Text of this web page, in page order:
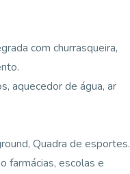
com churrasqueira,
aquecedor de água, ar
Quadra de esportes.
farmácias, escolas e